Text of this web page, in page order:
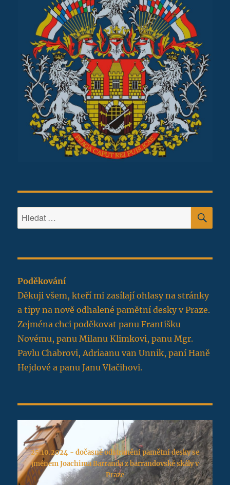
Hledat:
Poděkování
Děkuji všem, kteří mi zasílají ohlasy na stránky
a tipy na nově odhalené pamětní desky v Praze.
Zejména chci poděkovat panu Františku
Novému, panu Milanu Klimkovi, panu Mgr.
Pavlu Chabrovi, Adriaanu van Unnik, paní Haně
Hejdové a panu Janu Vlačihovi.
25.10.2024 - dočasné odstranění pamětní desky se
jménem Joachima Barranda z barrandovské skály v
Praze